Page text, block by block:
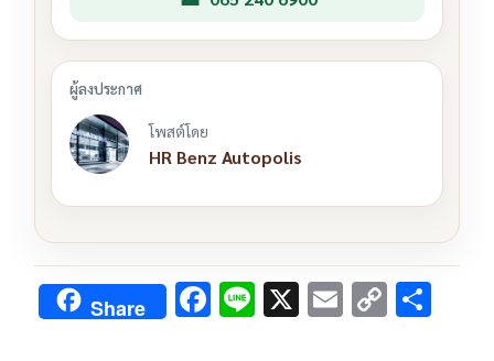
โพสต์โดย
HR Benz Autopolis
Share F Li X E C